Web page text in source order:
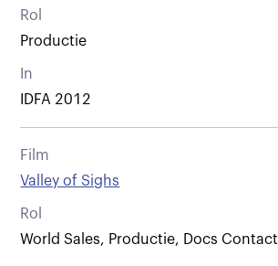
Rol
Productie
In
IDFA 2012
Film
Valley of Sighs
Rol
World Sales, Productie, Docs Contact